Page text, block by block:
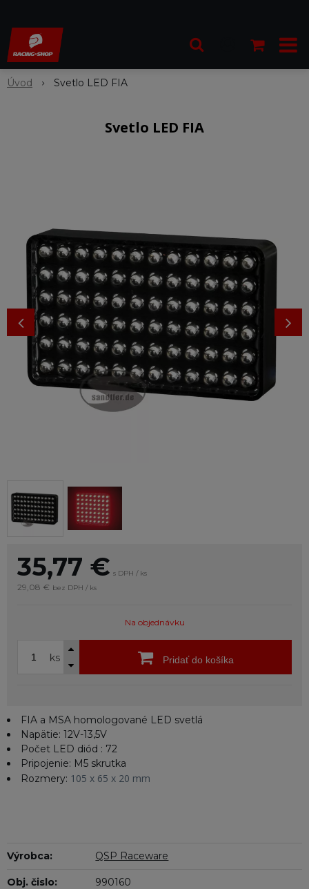
Úvod Svetlo LED FIA
Svetlo LED FIA
35,77 € s DPH / ks
29,08 € bez DPH / ks
Na objednávku
ks Pridať do košíka
FIA a MSA homologované LED svetlá
Napätie: 12V-13,5V
Počet LED diód : 72
Pripojenie: M5 skrutka
Rozmery: 105 x 65 x 20 mm
Výrobca: QSP Raceware
Obj. čislo: 990160